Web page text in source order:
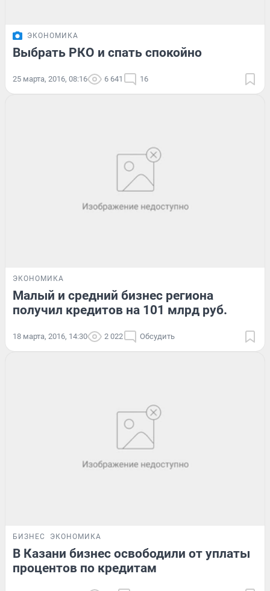
ЭКОНОМИКА
Выбрать РКО и спать спокойно
25 марта, 2016, 08:16 6 641 16
ЭКОНОМИКА
Малый и средний бизнес региона
получил кредитов на 101 млрд руб.
18 марта, 2016, 14:30 2 022 Обсудить
БИЗНЕС ЭКОНОМИКА
В Казани бизнес освободили от уплаты
процентов по кредитам